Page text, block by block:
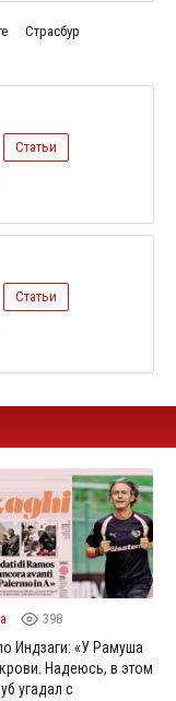
Страсбур
Статьи
Статьи
398
Индзаги: «У Рамуша
Надеюсь, в этом
угадал с